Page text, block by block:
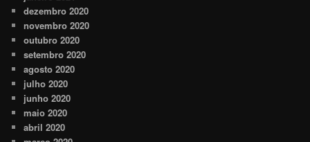
dezembro 2020
novembro 2020
outubro 2020
setembro 2020
agosto 2020
julho 2020
junho 2020
maio 2020
abril 2020